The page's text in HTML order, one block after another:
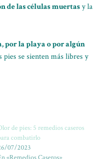
de las células muertasy la
por la playa o por algún
pies se sienten más libres y
de pies: 5 remedios caseros
combatirlo
07/2023